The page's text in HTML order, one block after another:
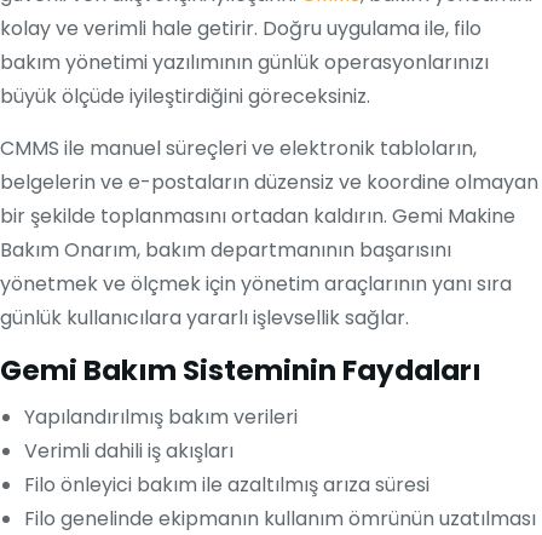
kolay ve verimli hale getirir. Doğru uygulama ile, filo
bakım yönetimi yazılımının günlük operasyonlarınızı
büyük ölçüde iyileştirdiğini göreceksiniz.
CMMS ile manuel süreçleri ve elektronik tabloların,
belgelerin ve e-postaların düzensiz ve koordine olmayan
bir şekilde toplanmasını ortadan kaldırın. Gemi Makine
Bakım Onarım, bakım departmanının başarısını
yönetmek ve ölçmek için yönetim araçlarının yanı sıra
günlük kullanıcılara yararlı işlevsellik sağlar.
Gemi Bakım Sisteminin Faydaları
Yapılandırılmış bakım verileri
Verimli dahili iş akışları
Filo önleyici bakım ile azaltılmış arıza süresi
Filo genelinde ekipmanın kullanım ömrünün uzatılması